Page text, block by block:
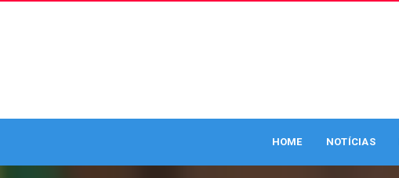
HOME NOTÍCIAS